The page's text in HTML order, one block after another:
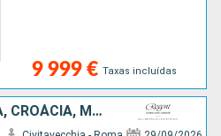
9 999 € Taxas incluídas
ITÁLIA, TUNÍSIA, MALTA, CROÁCIA, MONTENEGRO, GRÉCIA